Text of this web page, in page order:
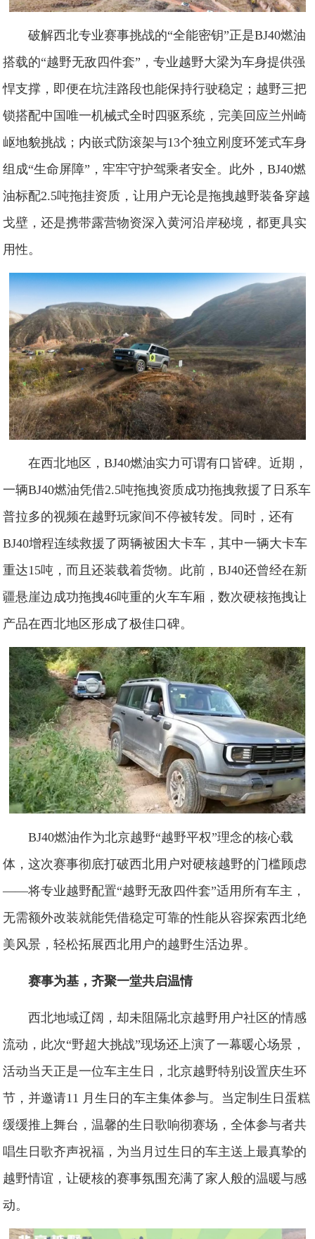
破解西北专业赛事挑战的“全能密钥”正是BJ40燃油
搭载的“越野无敌四件套”，专业越野大梁为车身提供强
悍支撑，即便在坑洼路段也能保持行驶稳定；越野三把
锁搭配中国唯一机械式全时四驱系统，完美回应兰州崎
岖地貌挑战；内嵌式防滚架与13个独立刚度环笼式车身
组成“生命屏障”，牢牢守护驾乘者安全。此外，BJ40燃
油标配2.5吨拖挂资质，让用户无论是拖拽越野装备穿越
戈壁，还是携带露营物资深入黄河沿岸秘境，都更具实
用性。
在西北地区，BJ40燃油实力可谓有口皆碑。近期，
一辆BJ40燃油凭借2.5吨拖拽资质成功拖拽救援了日系车
普拉多的视频在越野玩家间不停被转发。同时，还有
BJ40增程连续救援了两辆被困大卡车，其中一辆大卡车
重达15吨，而且还装载着货物。此前，BJ40还曾经在新
疆悬崖边成功拖拽46吨重的火车车厢，数次硬核拖拽让
产品在西北地区形成了极佳口碑。
BJ40燃油作为北京越野“越野平权”理念的核心载
体，这次赛事彻底打破西北用户对硬核越野的门槛顾虑
——将专业越野配置“越野无敌四件套”适用所有车主，
无需额外改装就能凭借稳定可靠的性能从容探索西北绝
美风景，轻松拓展西北用户的越野生活边界。
赛事为基，齐聚一堂共启温情
西北地域辽阔，却未阻隔北京越野用户社区的情感
流动，此次“野超大挑战”现场还上演了一幕暖心场景，
活动当天正是一位车主生日，北京越野特别设置庆生环
节，并邀请11 月生日的车主集体参与。当定制生日蛋糕
缓缓推上舞台，温馨的生日歌响彻赛场，全体参与者共
唱生日歌齐声祝福，为当月过生日的车主送上最真挚的
越野情谊，让硬核的赛事氛围充满了家人般的温暖与感
动。